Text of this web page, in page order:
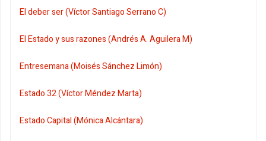
El deber ser (Víctor Santiago Serrano C)
El Estado y sus razones (Andrés A. Aguilera M)
Entresemana (Moisés Sánchez Limón)
Estado 32 (Víctor Méndez Marta)
Estado Capital (Mónica Alcántara)